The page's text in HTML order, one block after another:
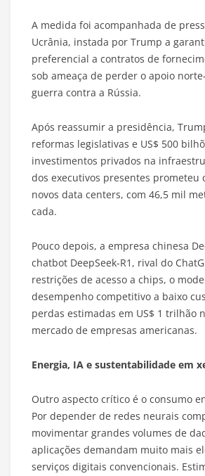
A medida foi acompanhada de
Ucrânia, instada por Trump a
preferencial a contratos de
sob ameaça de perder o apoio
guerra contra a Rússia.
Após reassumir a presidência,
reformas legislativas e US$ 500
investimentos privados na
dos executivos presentes prometeu
novos data centers, com 46,5 mil
cada.
Pouco depois, a empresa chinesa
chatbot DeepSeek-R1, rival do
restrições de acesso a chips, o
desempenho competitivo a baixo
perdas estimadas em US$ 1 trilhão
mercado de empresas americanas.
Energia, IA e sustentabilidade em
Outro aspecto crítico é o consumo
Por depender de redes neurais
movimentar grandes volumes de
aplicações demandam muito mais
serviços digitais convencionais.